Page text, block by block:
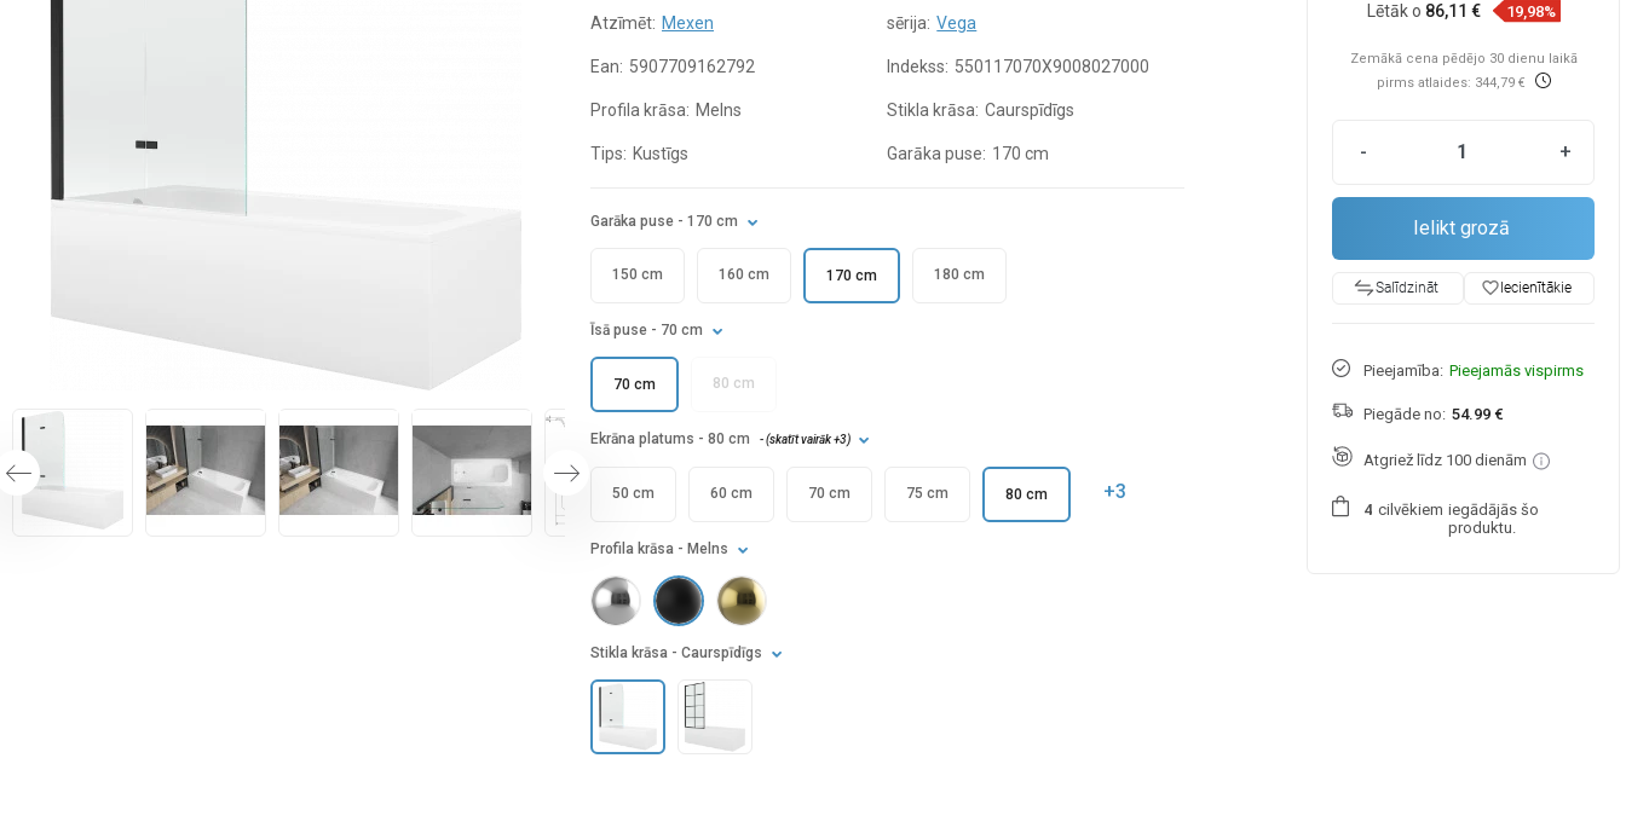
Atzīmēt: Mexen sērija: Vega
Ean: 5907709162792 Indekss: 550117070X9008027000
Profila krāsa: Melns Stikla krāsa: Caurspīdīgs
Tips: Kustīgs Garāka puse: 170 cm
Garāka puse - 170 cm
150 cm 160 cm 170 cm 180 cm
Īsā puse - 70 cm
70 cm 80 cm
Stikla krāsa - Caurspīdīgs
Profila krāsa - Melns
Ekrāna platums - 80 cm - (skatīt vairāk+3)
50 cm 60 cm 70 cm 75 cm 80 cm +3
Lētāk o 86,11 € 19,98%
Zemākā cena pēdējo 30 dienu laikā
pirms atlaides: 344,79 €
- +
Ielikt grozā
Salīdzināt favorite_borderIecienītākie
Pieejamība: Pieejamās vispirms
Piegāde no: 54.99 €
Atgriež līdz 100 dienām
4 cilvēkiem iegādājās šo
produktu.